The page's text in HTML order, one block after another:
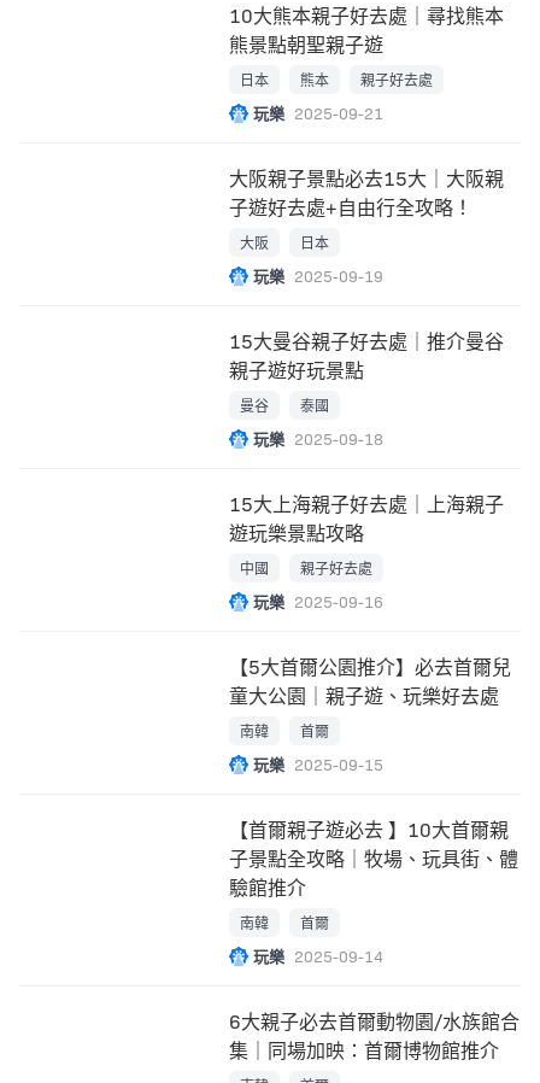
10大熊本親子好去處｜尋找熊本
熊景點朝聖親子遊
日本 熊本 親子好去處
玩樂 2025-09-21
大阪親子景點必去15大｜大阪親
子遊好去處+自由行全攻略！
大阪 日本
玩樂 2025-09-19
15大曼谷親子好去處｜推介曼谷
親子遊好玩景點
曼谷 泰國
玩樂 2025-09-18
15大上海親子好去處｜上海親子
遊玩樂景點攻略
中國 親子好去處
玩樂 2025-09-16
【5大首爾公園推介】必去首爾兒
童大公園｜親子遊、玩樂好去處
南韓 首爾
玩樂 2025-09-15
【首爾親子遊必去 】10大首爾親
子景點全攻略｜牧場、玩具街、體
驗館推介
南韓 首爾
玩樂 2025-09-14
6大親子必去首爾動物園/水族館合
集｜同場加映：首爾博物館推介